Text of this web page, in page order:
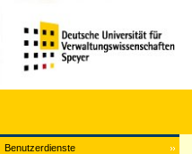
Benutzerdienste